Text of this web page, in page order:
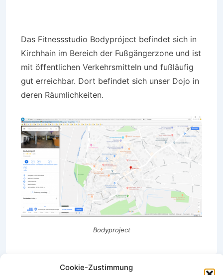
Cookie-Zustimmung
Das Fitnessstudio Bodypróject befindet sich in
Kirchhain im Bereich der Fußgängerzone und ist
mit öffentlichen Verkehrsmitteln und fußläufig
gut erreichbar. Dort befindet sich unser Dojo in
deren Räumlichkeiten.
Bodyproject